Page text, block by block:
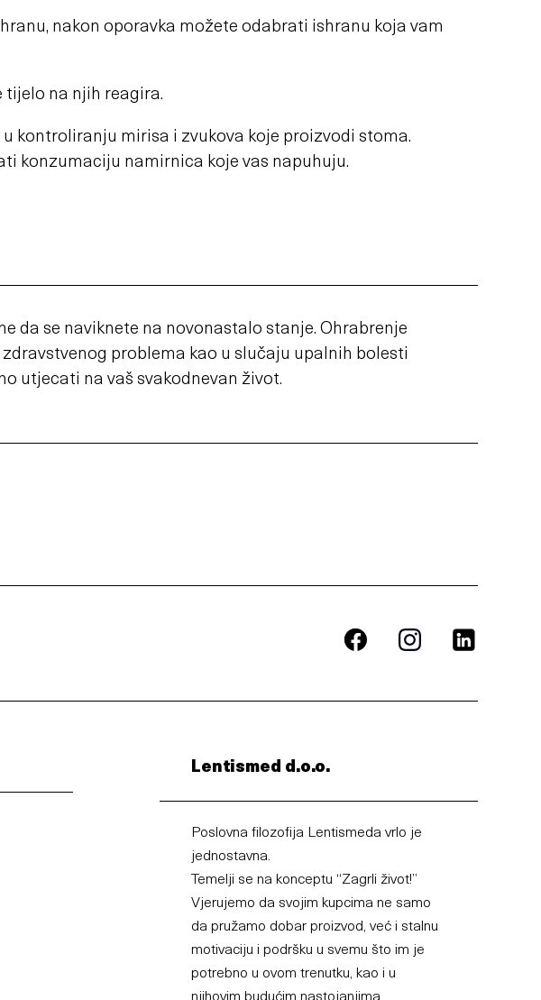
nakon oporavka možete odabrati ishranu koja vam
tijelo na njih reagira.
kontroliranju mirisa i zvukova koje proizvodi stoma.
konzumaciju namirnica koje vas napuhuju.
da se naviknete na novonastalo stanje. Ohrabrenje
problema kao u slučaju upalnih bolesti
utjecati na vaš svakodnevan život.
Lentismed d.o.o.
Poslovna filozofija Lentismeda vrlo je
jednostavna.
Temelji se na konceptu “Zagrli život!”
Vjerujemo da svojim kupcima ne samo
da pružamo dobar proizvod, već i stalnu
motivaciju i podršku u svemu što im je
potrebno u ovom trenutku, kao i u